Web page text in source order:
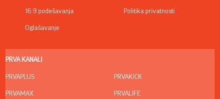
16:9 podešavanja
Oglašavanje
Politika privatnosti
PRVA KANALI
PRVAPLUS
PRVAMAX
PRVAKICK
PRVALIFE